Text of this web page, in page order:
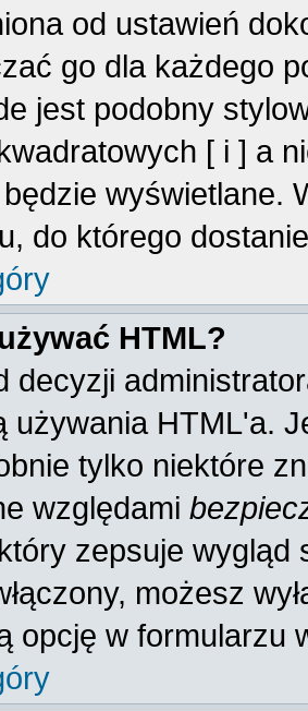
od ustawień
go dla każdego
jest podobny
[ i ] a
wyświetlane.
do którego
HTML?
decyzji
używania HTML'a.
tylko niektóre
względami
zepsuje wygląd
możesz
opcję w formularzu